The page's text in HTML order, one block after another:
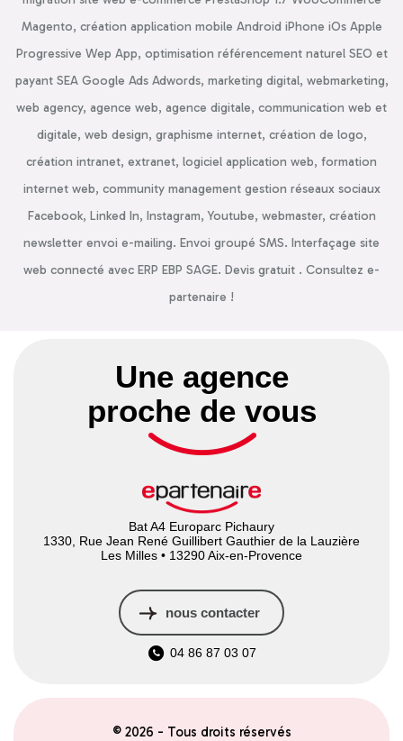
Magento, création application mobile Android iPhone iOs Apple
Progressive Wep App, optimisation référencement naturel SEO et
payant SEA Google Ads Adwords, marketing digital, webmarketing,
web agency, agence web, agence digitale, communication web et
digitale, web design, graphisme internet, création de logo,
création intranet, extranet, logiciel application web, formation
internet web, community management gestion réseaux sociaux
Facebook, Linked In, Instagram, Youtube, webmaster, création
newsletter envoi e-mailing. Envoi groupé SMS. Interfaçage site
web connecté avec ERP EBP SAGE. Devis gratuit . Consultez e-
partenaire !
Une agence
proche de vous
Bat A4 Europarc Pichaury
1330, Rue Jean René Guillibert Gauthier de la Lauzière
Les Milles • 13290 Aix-en-Provence
nous contacter
04 86 87 03 07
© 2026 - Tous droits réservés